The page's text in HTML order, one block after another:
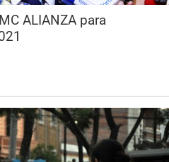
ALIANZA para